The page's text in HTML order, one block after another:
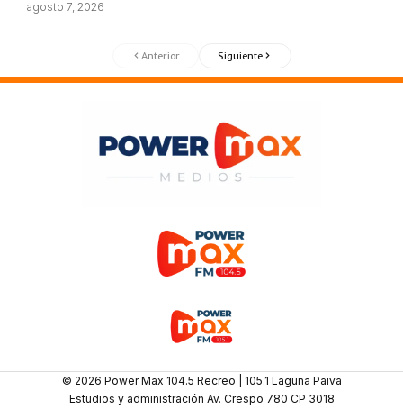
agosto 7, 2026
Anterior Siguiente
© 2026 Power Max 104.5 Recreo | 105.1 Laguna Paiva
Estudios y administración Av. Crespo 780 CP 3018